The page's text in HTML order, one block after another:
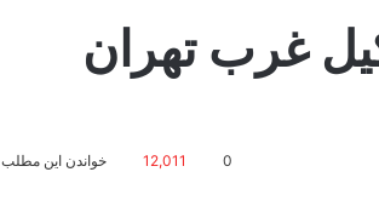
غرب تهران
0
12,011 خواندن این مطلب 4 دقیقه زمان میبرد